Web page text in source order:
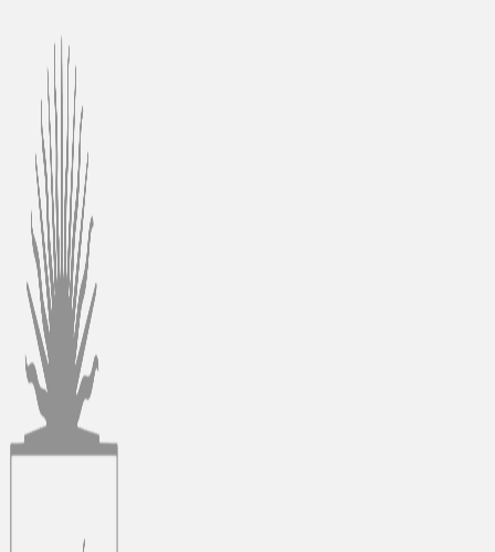
contenido